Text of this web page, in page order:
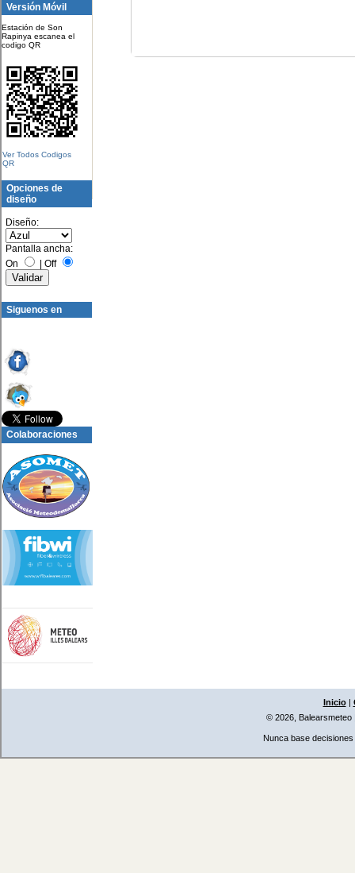
Versión Móvil
Estación de Son
Rapinya escanea el
codigo QR
Ver Todos Codigos
QR
Opciones de
diseño
Diseño:
Pantalla ancha:
On
Off
Siguenos en
Colaboraciones
Inicio|
© 2026, Balearsmeteo
Nunca base